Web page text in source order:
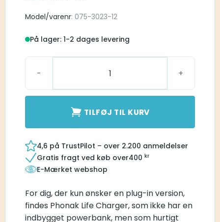
Model/varenr: 075-3023-12
På lager: 1-2 dages levering
TILFØJ TIL KURV
4,6 på TrustPilot – over 2.200 anmeldelser
Gratis fragt ved køb over400 kr
E-Mærket webshop
For dig, der kun ønsker en plug-in version,
findes Phonak Life Charger, som ikke har en
indbygget powerbank, men som hurtigt